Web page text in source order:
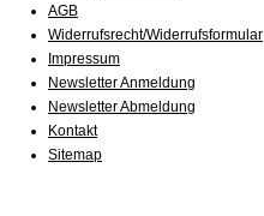
AGB
Widerrufsrecht/Widerrufsformular
Impressum
Newsletter Anmeldung
Newsletter Abmeldung
Kontakt
Sitemap